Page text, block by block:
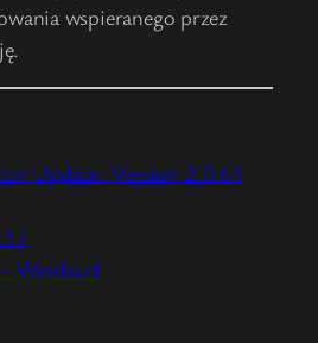
wspieranego przez
Update: Version 2.0.61
Windsurf